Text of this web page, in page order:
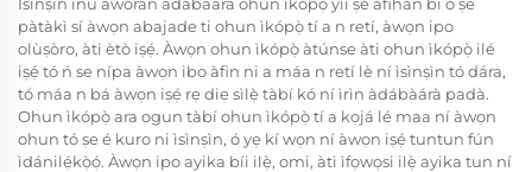
pàtàkì sí àwọn abajade ti ohun ìkópọ̀ tí a n retí, àwọn ipo
olùṣòro, àti ètò iṣẹ́. Àwọn ohun ìkópọ̀ àtúnse àti ohun ìkópọ̀ ilé
iṣẹ́ tó ń se nípa àwọn ibo àfin ni a máa n retí lè ní ìsìnṣìn tó dára,
tó máa n bá àwọn iṣẹ́ rẹ diẹ sìlẹ̀ tàbí kó ní ìrìn àdábàárà padà.
Ohun ìkópọ̀ ara ogun tàbí ohun ìkópọ̀ tí a kọjá lé maa ní àwọn
ohun tó ṣe é kuro ni ìsìnṣìn, ó yẹ kí wọn ní àwọn iṣẹ́ tuntun fún
ìdánilẹ́kọ̀ọ́. Àwọn ipo ayika bíi ilẹ̀, omi, àti ìfọwọsi ilẹ̀ ayika tun ní